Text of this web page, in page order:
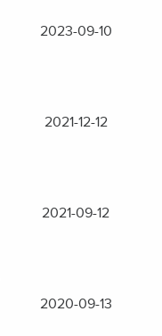
2023-09-10
2021-12-12
2021-09-12
2020-09-13